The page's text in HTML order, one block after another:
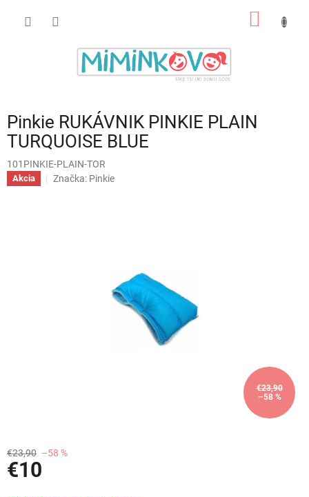
Pinkie RUKÁVNIK PINKIE PLAIN
TURQUOISE BLUE
101PINKIE-PLAIN-TOR
Akcia Značka: Pinkie
€23,90
–58 %
€23,90 –58 %
€10